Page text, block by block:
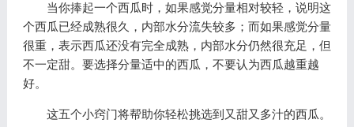
当你捧起一个西瓜时，如果感觉分量相对较轻，说明这
个西瓜已经成熟很久，内部水分流失较多；而如果感觉分量
很重，表示西瓜还没有完全成熟，内部水分仍然很充足，但
不一定甜。要选择分量适中的西瓜，不要认为西瓜越重越
好。
这五个小窍门将帮助你轻松挑选到又甜又多汁的西瓜。